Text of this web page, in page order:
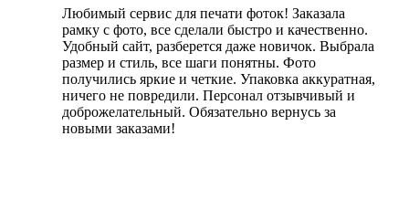
Любимый сервис для печати фоток! Заказала
рамку с фото, все сделали быстро и качественно.
Удобный сайт, разберется даже новичок. Выбрала
размер и стиль, все шаги понятны. Фото
получились яркие и четкие. Упаковка аккуратная,
ничего не повредили. Персонал отзывчивый и
доброжелательный. Обязательно вернусь за
новыми заказами!